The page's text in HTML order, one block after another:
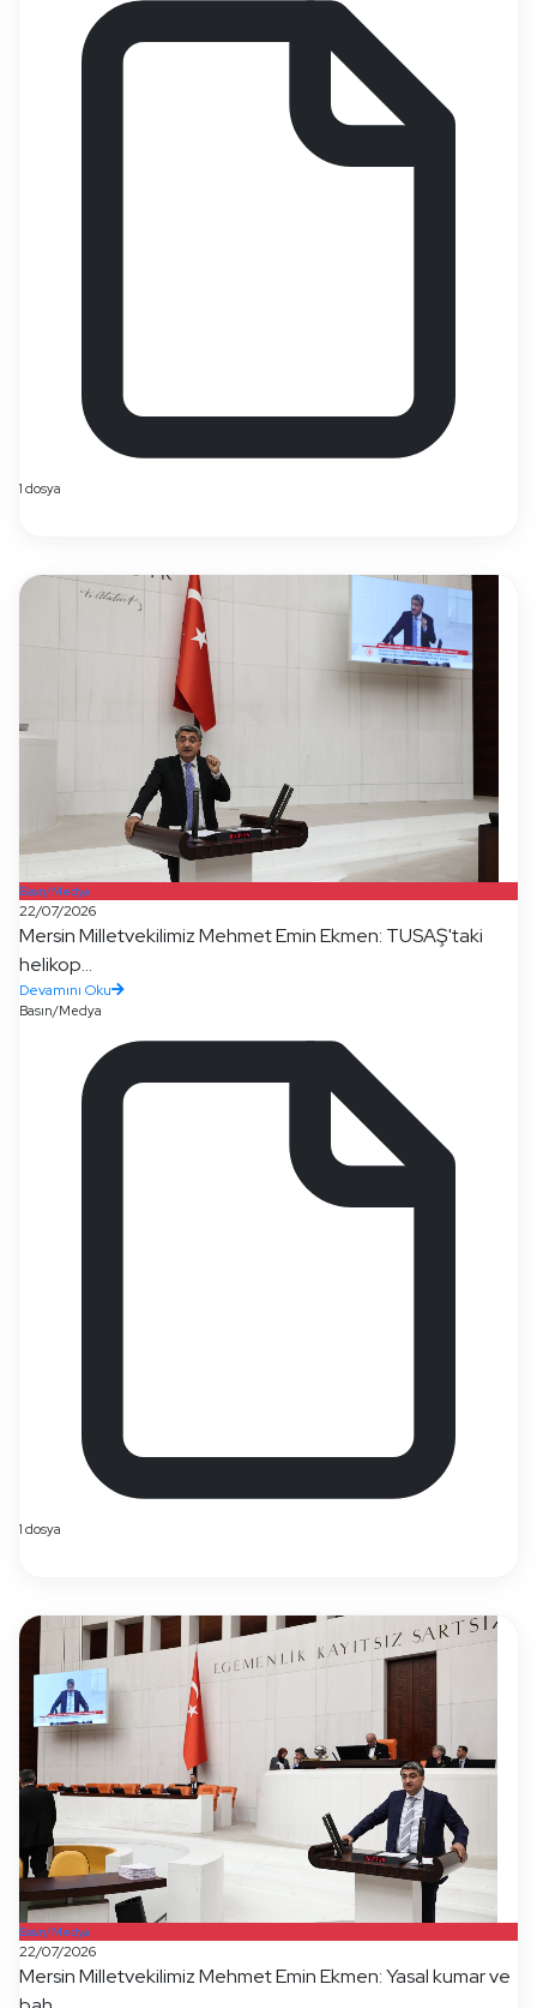
1 dosya
Basın/Medya
22/07/2026
Mersin Milletvekilimiz Mehmet Emin Ekmen: TUSAŞ'taki
helikop...
Devamını Oku
Basın/Medya
1 dosya
Basın/Medya
22/07/2026
Mersin Milletvekilimiz Mehmet Emin Ekmen: Yasal kumar ve